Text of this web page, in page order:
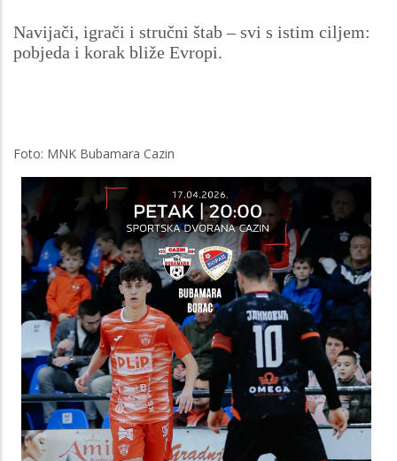
Navijači, igrači i stručni štab – svi s istim ciljem:
pobjeda i korak bliže Evropi.
Foto: MNK Bubamara Cazin